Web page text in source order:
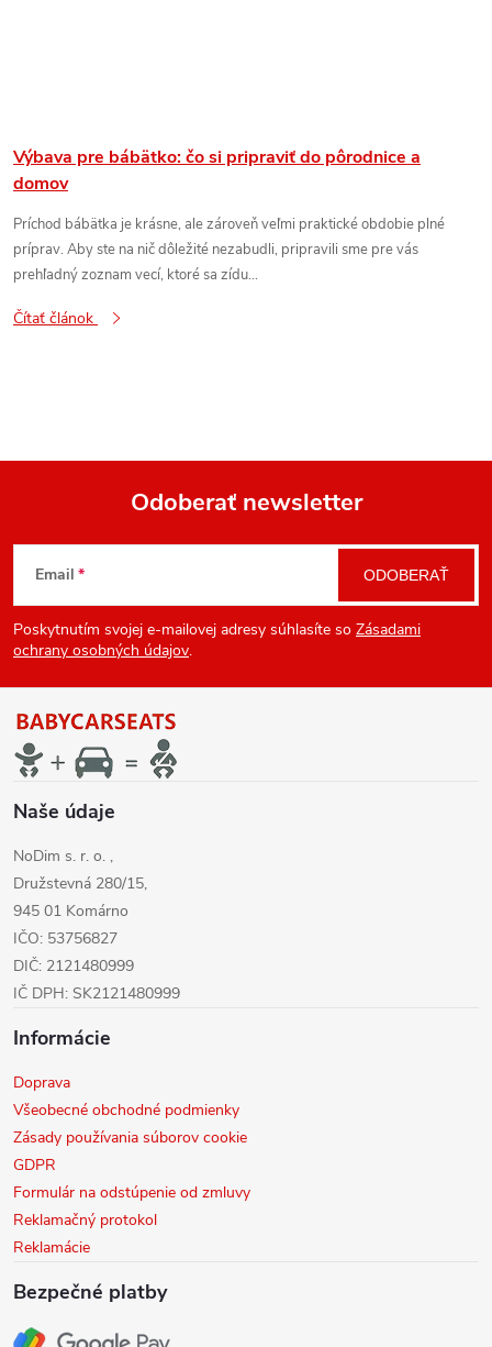
Výbava pre bábätko: čo si pripraviť do pôrodnice a
domov
Príchod bábätka je krásne, ale zároveň veľmi praktické obdobie plné
príprav. Aby ste na nič dôležité nezabudli, pripravili sme pre vás
prehľadný zoznam vecí, ktoré sa zídu...
Čítať článok
Z
á
p
ä
e
Odoberať newsletter
Email
Poskytnutím svojej e-mailovej adresy súhlasíte so Zásadami
ochrany osobných údajov.
ODOBERAŤ
Naše údaje
NoDim s. r. o. ,
Družstevná 280/15,
945 01 Komárno
IČO: 53756827
DIČ: 2121480999
IČ DPH: SK2121480999
Informácie
Doprava
Všeobecné obchodné podmienky
Zásady používania súborov cookie
GDPR
Formulár na odstúpenie od zmluvy
Reklamačný protokol
Reklamácie
Bezpečné platby